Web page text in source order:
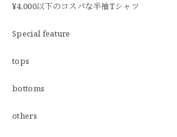
¥4,000以下のコスパな半袖Tシャツ
Special feature
tops
bottoms
others